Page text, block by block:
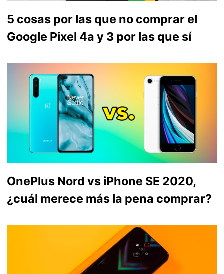
5 cosas por las que no comprar el
Google Pixel 4a y 3 por las que sí
OnePlus Nord vs iPhone SE 2020,
¿cuál merece más la pena comprar?